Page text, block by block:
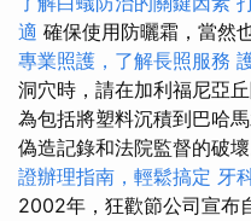
適 確保使用防曬霜，當然
專業照護，了解長照服務
洞穴時，請在加利福尼亞
為包括將塑料沉積到巴哈
偽造記錄和法院監督的破壞
證辦理指南，輕鬆搞定 牙
2002年，狂歡節公司宣布